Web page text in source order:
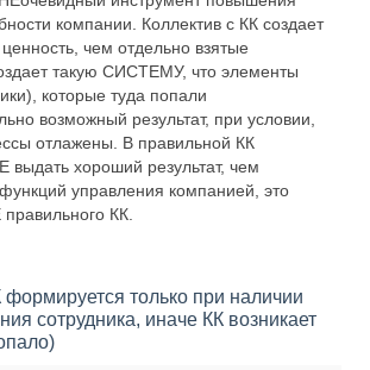
компании. Коллектив с КК создает
чем отдельно взятые
такую СИСТЕМУ, что элементы
которые туда попали
возможный результат, при условии,
отлажены. В правильной КК
выдать хороший результат, чем
управления компанией, это
КК.
только при наличии
сотрудника, иначе КК возникает